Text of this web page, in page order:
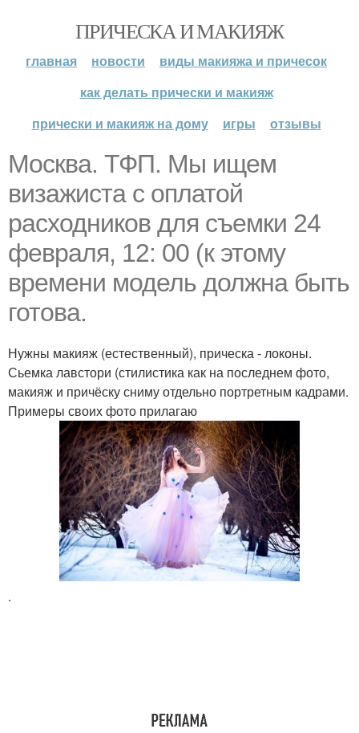
ПРИЧЕСКА И МАКИЯЖ
главная новости
виды макияжа и причесок
как делать прически и макияж
прически и макияж на дому
игры отзывы
Москва. ТФП. Мы ищем
визажиста с оплатой
расходников для съемки 24
февраля, 12: 00 (к этому
времени модель должна быть
готова.
Нужны макияж (естественный), прическа - локоны.
Сьемка лавстори (стилистика как на последнем фото,
макияж и причёску сниму отдельно портретным кадрами.
Примеры своих фото прилагаю
.